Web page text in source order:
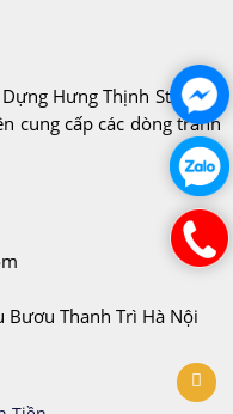
Hưng Thịnh Stone là
cung cấp các dòng tranh
Bươu Thanh Trì Hà Nội